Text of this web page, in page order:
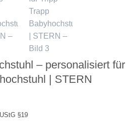
– personalisiert für
| STERN
§19